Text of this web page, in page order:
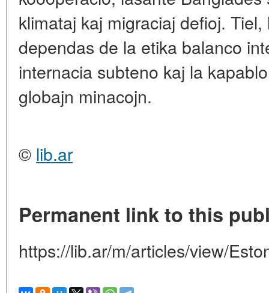
klimataj kaj migraciaj defioj.
dependas de la etika balanco
internacia subteno kaj la
globajn minacojn.
© lib.ar
Permanent link to this
https://lib.ar/m/articles/view/